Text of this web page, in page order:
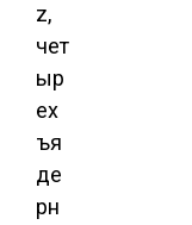
z,
чет
ыр
ех
ъя
де
рн